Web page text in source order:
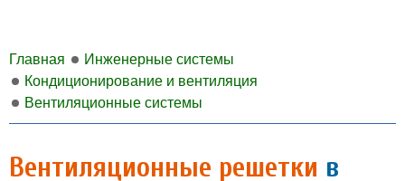
Главная
Инженерные системы
Кондиционирование и вентиляция
Вентиляционные системы
Вентиляционные решетки в